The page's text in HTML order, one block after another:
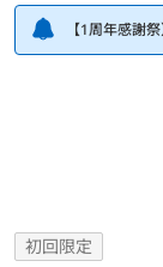
【1周年感謝
初回限定